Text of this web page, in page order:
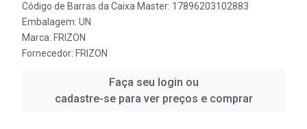
Código de Barras da Caixa Master: 17896203102883
Embalagem: UN
Marca: FRIZON
Fornecedor: FRIZON
Faça seu login ou
cadastre-se para ver preços e comprar